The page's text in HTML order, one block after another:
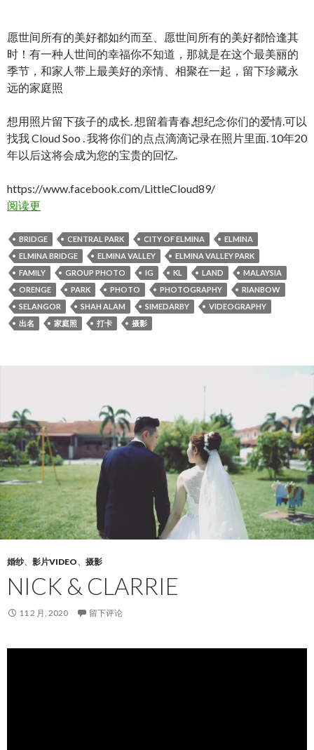
愿世间所有的美好都如约而至、愿世间所有的美好都恰逢其
时！有一种人世间的幸福你不知道，那就是在这个最美丽的
季节，和家人带上最美好的亲情、相聚在一起，留下珍藏永
远的家庭照
想用照片留下孩子的成长. 想留着青春,想纪念你们的爱情.可以
找我 Cloud Soo . 我将你们的点点滴滴记录在照片里面. 10年20
年以后这将会成为您的宝贵的回忆.
https://www.facebook.com/LittleCloud89/
阅读更
BRIDGE CENTRAL PARK CITY OF ELMINA
ELMINA
ELMINA BRIDGE
ELMINA VALLEY
ELMINA VALLEY PARK
FAMILY
GROUP PHOTO IG KL LAND
MALAYSIA
ORENGE
PARK PHOTO PHOTOGRAPHY
RIANBOW
SELANGOR
SHAH ALAM SIMEDARBY
VIDEOGRAPHY
出名
家庭照 打卡 摄影
婚纱、 影片VIDEO、 摄影
NICK & CLARRIE
11 2 月, 2020 留下评论